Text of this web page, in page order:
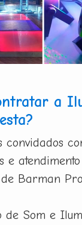
a
convidados
e
Barman
de Som e